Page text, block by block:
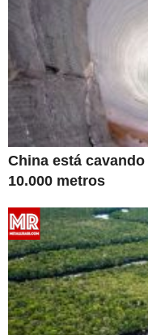
China está
10.000 metros